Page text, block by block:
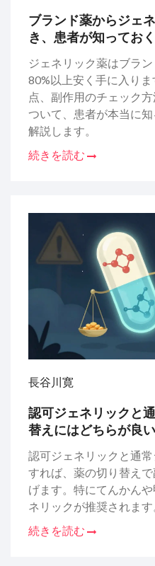
ブランド薬からジェ
き、患者が知ってお
ジェネリック薬はブラ
80%以上安く手に入り
点、副作用のチェック
ついて、患者が本当に
解説します。
続きを読む
長谷川寛
認可ジェネリックと
替えにはどちらが良
認可ジェネリックと通
すれば、薬の切り替え
げます。特にてんかん
ネリックが推奨されます
続きを読む